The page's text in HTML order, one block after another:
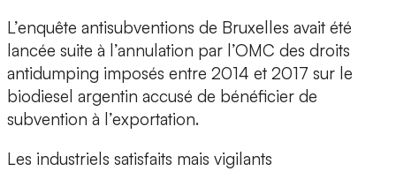
L’enquête antisubventions de Bruxelles avait été
lancée suite à l’annulation par l’OMC des droits
antidumping imposés entre 2014 et 2017 sur le
biodiesel argentin accusé de bénéficier de
subvention à l’exportation.
Les industriels satisfaits mais vigilants